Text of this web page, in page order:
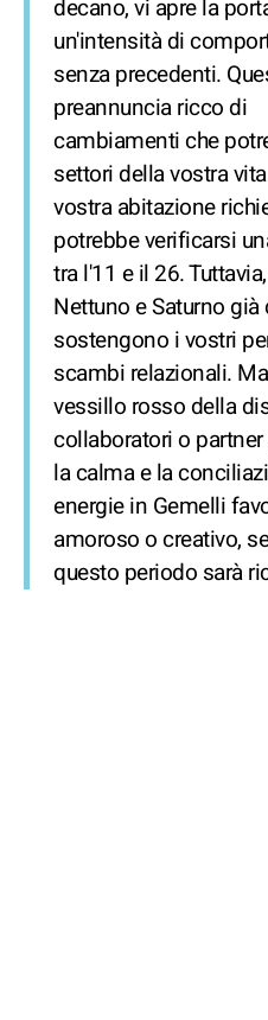
decano, vi apre la
un'intensità di
senza precedenti.
preannuncia ricco di
cambiamenti che
settori della vostra
vostra abitazione
potrebbe verificarsi
tra l'11 e il 26.
Nettuno e Saturno
sostengono i vostri
scambi relazionali.
vessillo rosso della
collaboratori o
la calma e la
energie in Gemelli
amoroso o creativo,
questo periodo sarà